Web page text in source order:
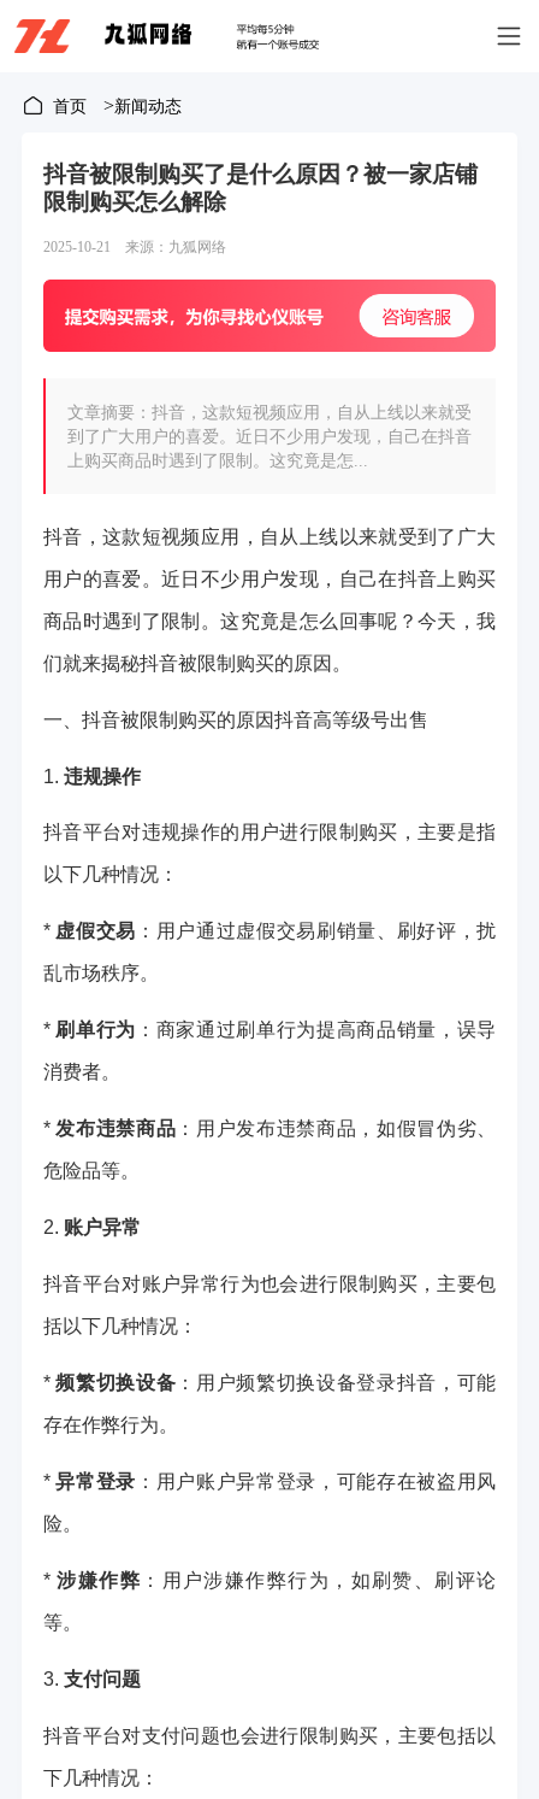
首页 >新闻动态
抖音被限制购买了是什么原因？被一家店铺
限制购买怎么解除
2025-10-21 来源：九狐网络
文章摘要：抖音，这款短视频应用，自从上线以来就受
到了广大用户的喜爱。近日不少用户发现，自己在抖音
上购买商品时遇到了限制。这究竟是怎...
抖音，这款短视频应用，自从上线以来就受到了广大
用户的喜爱。近日不少用户发现，自己在抖音上购买
商品时遇到了限制。这究竟是怎么回事呢？今天，我
们就来揭秘抖音被限制购买的原因。
一、抖音被限制购买的原因抖音高等级号出售
1. 违规操作
抖音平台对违规操作的用户进行限制购买，主要是指
以下几种情况：
* 虚假交易 ：用户通过虚假交易刷销量、刷好评，扰
乱市场秩序。
* 刷单行为 ：商家通过刷单行为提高商品销量，误导
消费者。
*发布违禁商品 ：用户发布违禁商品，如假冒伪劣、
危险品等。
2. 账户异常
抖音平台对账户异常行为也会进行限制购买，主要包
括以下几种情况：
*频繁切换设备 ：用户频繁切换设备登录抖音，可能
存在作弊行为。
*异常登录 ：用户账户异常登录，可能存在被盗用风
险。
*涉嫌作弊 ：用户涉嫌作弊行为，如刷赞、刷评论
等。
3. 支付问题
抖音平台对支付问题也会进行限制购买，主要包括以
下几种情况：